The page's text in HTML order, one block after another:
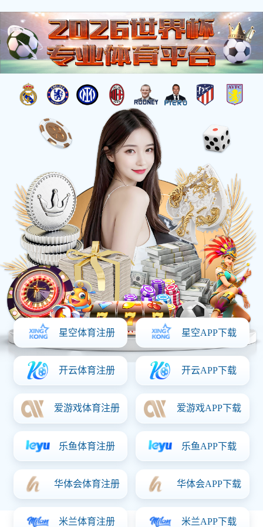
杰出工程
您的位置： 首页 工程荣誉>杰出工程
力旺康城小区
先后荣获省优、市优，省标、市标称号，造价约为9千
万，于2017年4月正式开工，2018年12月竣工，工期时
长一年零八个月，是长春市优质综合性住宅工程。